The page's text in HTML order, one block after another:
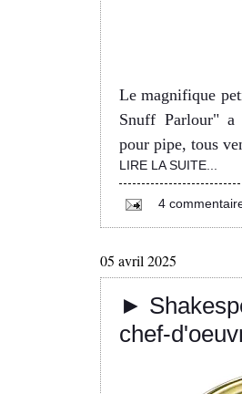
Le magnifique
Snuff Parlour" a
pour pipe, tous
LIRE LA SUITE...
4
05 avril 2025
►
chef-